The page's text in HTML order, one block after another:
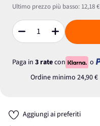
Ultimo prezzo più basso: 12,18 €
Quantità
Paga in 3 ratecon
o
Ordine minimo 24,90 €
Aggiungi ai preferiti